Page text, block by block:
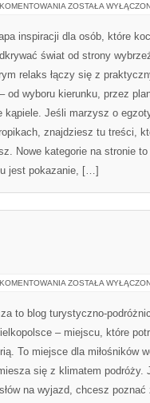
UKRYTE
PLAŻE
„SECRET
ZOSTAŁA
inspiracji dla osób, które
świat od strony
relaks łączy się z
od wyboru kierunku, przez
kąpiele. Jeśli marzysz o
znajdziesz tu treści,
Nowe kategorie na stronie to
jest pokazanie, […]
POZNAŃ
ZOSTAŁA
to blog turystyczno-
– miejscu, które
To miejsce dla miłośników
się z klimatem podróży.
na wyjazd, chcesz poznać